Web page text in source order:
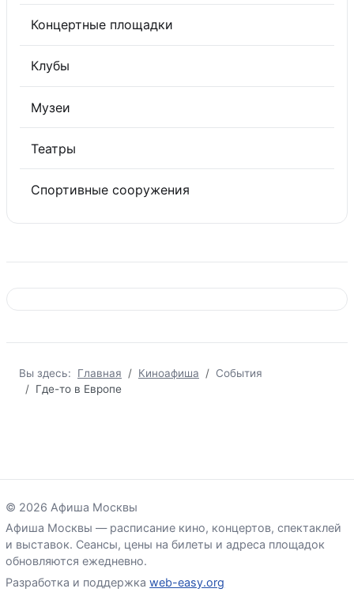
Концертные площадки
Клубы
Музеи
Театры
Спортивные сооружения
Вы здесь: Главная Киноафиша
События
Где-то в Европе
© 2026 Афиша Москвы
Афиша Москвы — расписание кино, концертов, спектаклей
и выставок. Сеансы, цены на билеты и адреса площадок
обновляются ежедневно.
Разработка и поддержкаweb-easy.org